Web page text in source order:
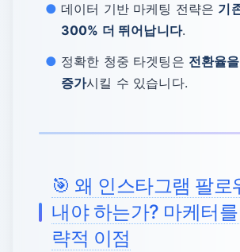
데이터 기반 마케팅 전략은 기
300% 더 뛰어납니다.
정확한 청중 타겟팅은 전환율
증가시킬 수 있습니다.
🎯 왜 인스타그램 팔로
내야 하는가? 마케터
략적 이점